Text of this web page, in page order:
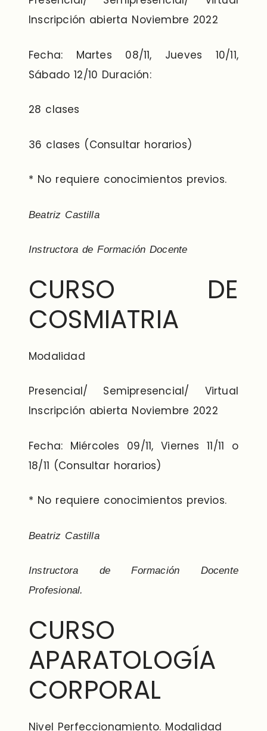
Inscripción abierta Noviembre 2022
Fecha: Martes 08/11, Jueves 10/11,
Sábado 12/10 Duración:
28 clases
36 clases (Consultar horarios)
* No requiere conocimientos previos.
Beatriz Castilla
Instructora de Formación Docente
CURSO DE
COSMIATRIA
Modalidad
Presencial/ Semipresencial/ Virtual
Inscripción abierta Noviembre 2022
Fecha: Miércoles 09/11, Viernes 11/11 o
18/11 (Consultar horarios)
* No requiere conocimientos previos.
Beatriz Castilla
Instructora de Formación Docente
Profesional.
CURSO
APARATOLOGÍA
CORPORAL
Nivel Perfeccionamiento. Modalidad